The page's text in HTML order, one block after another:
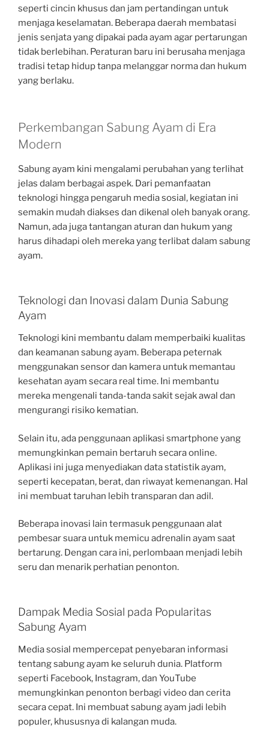
seperti cincin khusus dan jam pertandingan untuk
menjaga keselamatan. Beberapa daerah membatasi
jenis senjata yang dipakai pada ayam agar pertarungan
tidak berlebihan. Peraturan baru ini berusaha menjaga
tradisi tetap hidup tanpa melanggar norma dan hukum
yang berlaku.
Perkembangan Sabung Ayam di Era
Modern
Sabung ayam kini mengalami perubahan yang terlihat
jelas dalam berbagai aspek. Dari pemanfaatan
teknologi hingga pengaruh media sosial, kegiatan ini
semakin mudah diakses dan dikenal oleh banyak orang.
Namun, ada juga tantangan aturan dan hukum yang
harus dihadapi oleh mereka yang terlibat dalam sabung
ayam.
Teknologi dan Inovasi dalam Dunia Sabung
Ayam
Teknologi kini membantu dalam memperbaiki kualitas
dan keamanan sabung ayam. Beberapa peternak
menggunakan sensor dan kamera untuk memantau
kesehatan ayam secara real time. Ini membantu
mereka mengenali tanda-tanda sakit sejak awal dan
mengurangi risiko kematian.
Selain itu, ada penggunaan aplikasi smartphone yang
memungkinkan pemain bertaruh secara online.
Aplikasi ini juga menyediakan data statistik ayam,
seperti kecepatan, berat, dan riwayat kemenangan. Hal
ini membuat taruhan lebih transparan dan adil.
Beberapa inovasi lain termasuk penggunaan alat
pembesar suara untuk memicu adrenalin ayam saat
bertarung. Dengan cara ini, perlombaan menjadi lebih
seru dan menarik perhatian penonton.
Dampak Media Sosial pada Popularitas
Sabung Ayam
Media sosial mempercepat penyebaran informasi
tentang sabung ayam ke seluruh dunia. Platform
seperti Facebook, Instagram, dan YouTube
memungkinkan penonton berbagi video dan cerita
secara cepat. Ini membuat sabung ayam jadi lebih
populer, khususnya di kalangan muda.